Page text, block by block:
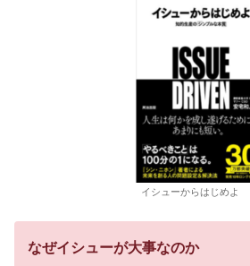
イシューからはじめよ
なぜイシューが大事なのか